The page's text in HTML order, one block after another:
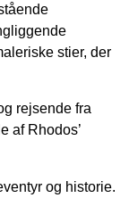
stier, der
rejsende fra
af Rhodos’
og historie.